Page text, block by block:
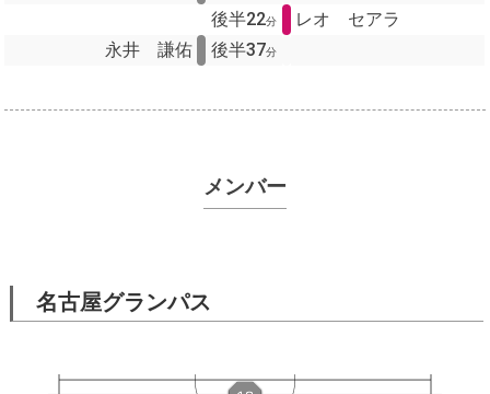
後半22分
レオ セアラ
永井 謙佑
後半37分
メンバー
名古屋グランパス